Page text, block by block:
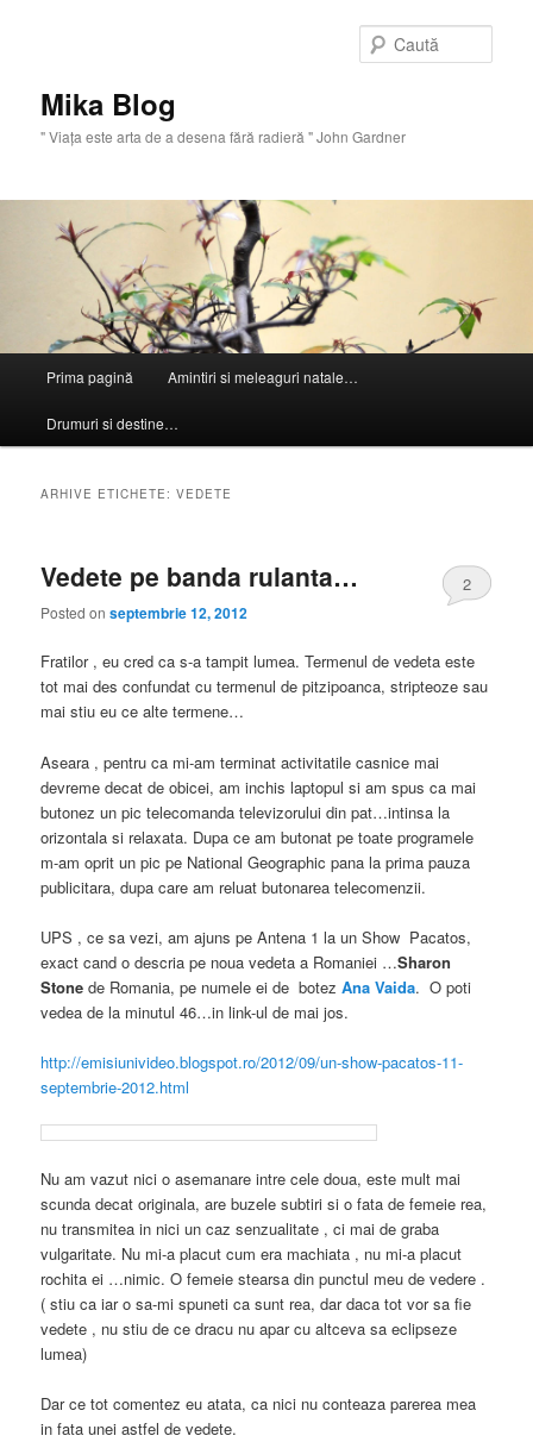
Mika Blog
" Viaţa este arta de a desena fără radieră " John Gardner
principal
Prima pagină Amintiri si meleaguri natale…
Drumuri si destine…
ARHIVE ETICHETE:VEDETE
Vedete pe banda rulanta…
Posted onseptembrie 12, 2012
2
Fratilor , eu cred ca s-a tampit lumea. Termenul de vedeta este
tot mai des confundat cu termenul de pitzipoanca, stripteoze sau
mai stiu eu ce alte termene…
Aseara , pentru ca mi-am terminat activitatile casnice mai
devreme decat de obicei, am inchis laptopul si am spus ca mai
butonez un pic telecomanda televizorului din pat…intinsa la
orizontala si relaxata. Dupa ce am butonat pe toate programele
m-am oprit un pic pe National Geographic pana la prima pauza
publicitara, dupa care am reluat butonarea telecomenzii.
UPS , ce sa vezi, am ajuns pe Antena 1 la un Show Pacatos,
exact cand o descria pe noua vedeta a Romaniei …Sharon
Stone de Romania, pe numele ei de botezAna Vaida. O poti
vedea de la minutul 46…in link-ul de mai jos.
http://emisiunivideo.blogspot.ro/2012/09/un-show-pacatos-11-
septembrie-2012.html
Nu am vazut nici o asemanare intre cele doua, este mult mai
scunda decat originala, are buzele subtiri si o fata de femeie rea,
nu transmitea in nici un caz senzualitate , ci mai de graba
vulgaritate. Nu mi-a placut cum era machiata , nu mi-a placut
rochita ei …nimic. O femeie stearsa din punctul meu de vedere .
( stiu ca iar o sa-mi spuneti ca sunt rea, dar daca tot vor sa fie
vedete , nu stiu de ce dracu nu apar cu altceva sa eclipseze
lumea)
Dar ce tot comentez eu atata, ca nici nu conteaza parerea mea
in fata unei astfel de vedete.